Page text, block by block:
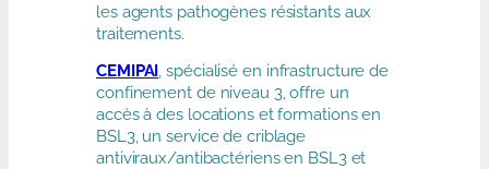
les agents pathogènes résistants aux
traitements.
CEMIPAI , spécialisé en infrastructure de
confinement de niveau 3, offre un
accès à des locations et formations en
BSL3, un service de criblage
antiviraux/antibactériens en BSL3 et